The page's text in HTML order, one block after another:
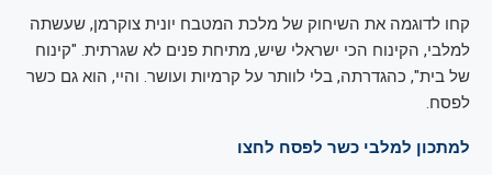
קחו לדוגמה את השיחוק של מלכת המטבח יונית צוקרמן, שעשתה
למלבי, הקינוח הכי ישראלי שיש, מתיחת פנים לא שגרתית. "קינוח
של בית", כהגדרתה, בלי לוותר על קרמיות ועושר. והיי, הוא גם כשר
לפסח.
למתכון למלבי כשר לפסח לחצו